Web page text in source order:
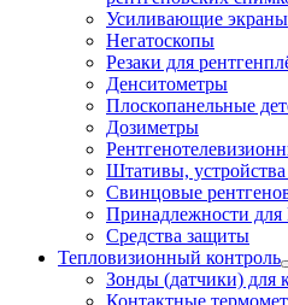
Усиливающие экраны
Негатоскопы
Резаки для
Денситометры
Плоскопанельные
Дозиметры
Штативы,
Свинцовые
Принадлежности
Средства защиты
Тепловизионный контроль
Зонды (датчики) для
Контактные